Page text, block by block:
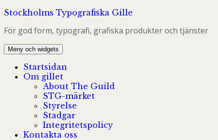
Hoppa
innehåll
Stockholms Typografiska Gille
För god form, typografi, grafiska produkter och tjänster
Meny och widgets
Startsidan
Om gillet
About The Guild
STG-märket
Styrelse
Stadgar
Integritetspolicy
Kontakta oss